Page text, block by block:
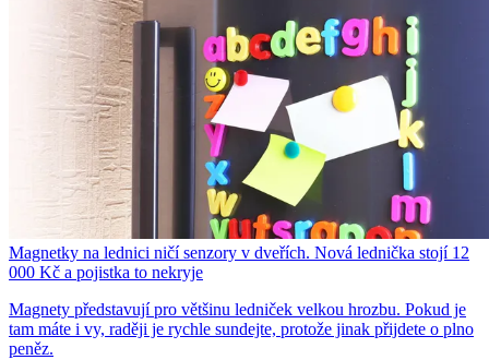
Magnetky na lednici ničí senzory v dveřích. Nová lednička stojí 12
000 Kč a pojistka to nekryje
Magnety představují pro většinu ledniček velkou hrozbu. Pokud je
tam máte i vy, raději je rychle sundejte, protože jinak přijdete o plno
peněz.